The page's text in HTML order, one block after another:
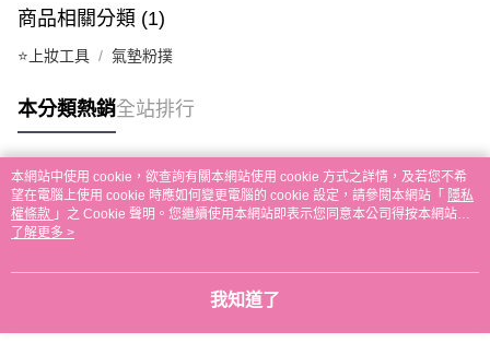
商品相關分類 (1)
⭐上妝工具 氣墊粉撲
本分類熱銷全站排行
熱門標籤
本網站中使用 cookie，欲查詢有關本網站使用 cookie 方式之詳情，及若您不希
望在電腦上使用 cookie 時應如何變更電腦的 cookie 設定，請參閱本網站「 隱私
權條款 」之 Cookie 聲明。您繼續使用本網站即表示您同意本公司得按本網站使
用條款之 Cookie 聲明使用 cookie。
了解更多 >
我知道了